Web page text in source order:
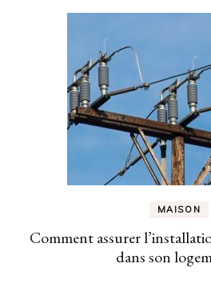
MAISON
Comment assurer
dans son